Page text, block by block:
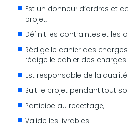
Est un donneur d’ordres et
projet,
Définit les contraintes et les
Rédige le cahier des
rédige le cahier des charges
Est responsable de la
Suit le projet pendant tout
Participe au recettage,
Valide les livrables.